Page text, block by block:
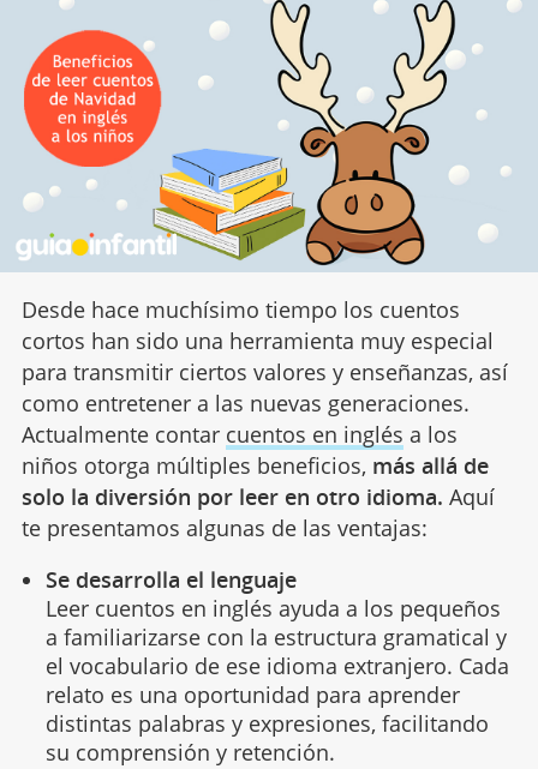
Desde hace muchísimo tiempo los cuentos
cortos han sido una herramienta muy especial
para transmitir ciertos valores y enseñanzas, así
como entretener a las nuevas generaciones.
Actualmente contar cuentos en inglés a los
niños otorga múltiples beneficios, más allá de
solo la diversión por leer en otro idioma. Aquí
te presentamos algunas de las ventajas:
Se desarrolla el lenguaje
Leer cuentos en inglés ayuda a los pequeños
a familiarizarse con la estructura gramatical y
el vocabulario de ese idioma extranjero. Cada
relato es una oportunidad para aprender
distintas palabras y expresiones, facilitando
su comprensión y retención.